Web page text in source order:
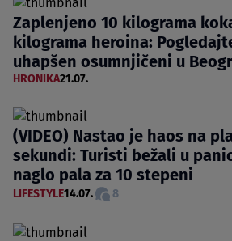
Zaplenjeno 10 kilograma
kilograma heroina:
uhapšen osumnjičeni u
HRONIKA21.07.
(VIDEO) Nastao je haos na
sekundi: Turisti bežali u
naglo pala za 10 stepeni
LIFESTYLE14.07. 8